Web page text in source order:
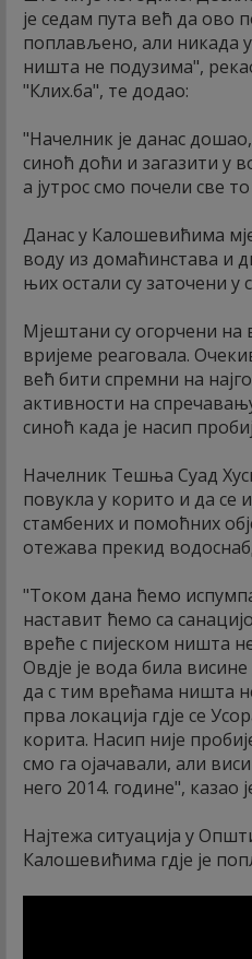
је седам пута већ да ово
поплављено, али никада
ништа не подузима",
"Клиx.ба", те додао:
"Начелник је данас
синоћ доћи и загазити у
а јутрос смо почели све
Данас у Калошевићима
воду из домаћинстава и
њих остали су заточени у
Мјештани су огорчени на
вријеме реаговала.
већ бити спремни на
активности на
синоћ када је насип
Начелник Тешња Суад
повукла у корито и да се
стамбених и помоћних
отежава прекид
"Током дана ћемо
наставит ћемо са
вреће с пијеском ништа
Овдје је вода била
да с тим врећама ништа
прва локација гдје се
корита. Насип није
смо га ојачавали, али
него 2014. године", казао
Најтежа ситуација у
Калошевићима гдје је